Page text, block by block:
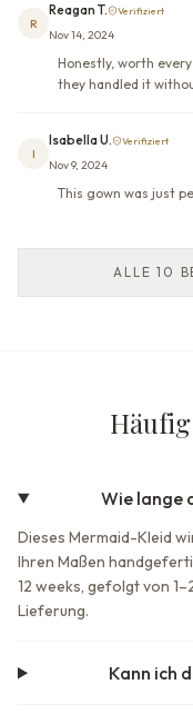
R
Reagan T. Verifiziert
Nov 14, 2024
Honestly, worth
they handled it
I
Isabella U. Verifiziert
Nov 9, 2024
This gown was just
ALLE 10
Wie lange
Dieses Mermaid-Kleid
Ihren Maßen
12 weeks, gefolgt von
Lieferung.
Kann ich